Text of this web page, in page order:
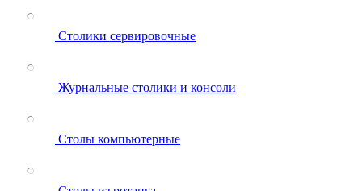
Столики сервировочные
Журнальные столики и консоли
Столы компьютерные